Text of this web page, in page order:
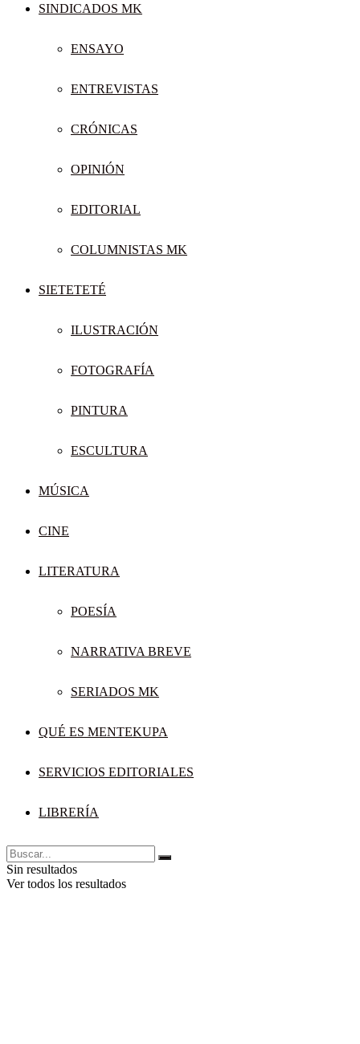
SINDICADOS MK
ENSAYO
ENTREVISTAS
CRÓNICAS
OPINIÓN
EDITORIAL
COLUMNISTAS MK
SIETETETÉ
ILUSTRACIÓN
FOTOGRAFÍA
PINTURA
ESCULTURA
MÚSICA
CINE
LITERATURA
POESÍA
NARRATIVA BREVE
SERIADOS MK
QUÉ ES MENTEKUPA
SERVICIOS EDITORIALES
LIBRERÍA
Sin resultados
Ver todos los resultados